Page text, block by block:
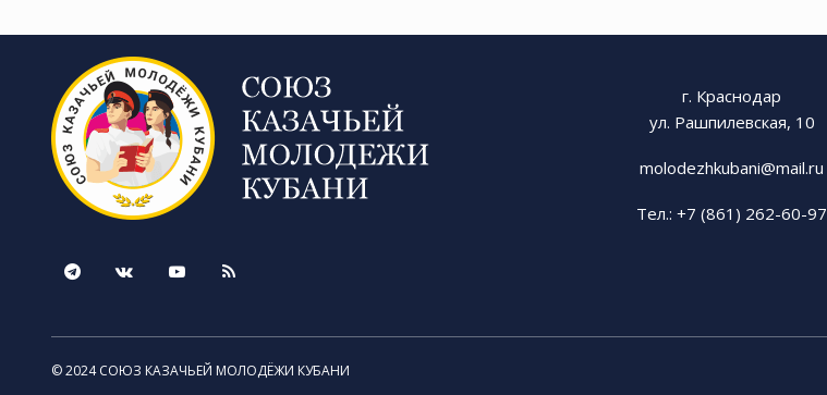
г. Краснодар
ул. Рашпилевская, 10
molodezhkubani@mail.ru
Тел.: +7 (861) 262-60-97
© 2024 СОЮЗ КАЗАЧЬЕЙ МОЛОДЁЖИ КУБАНИ